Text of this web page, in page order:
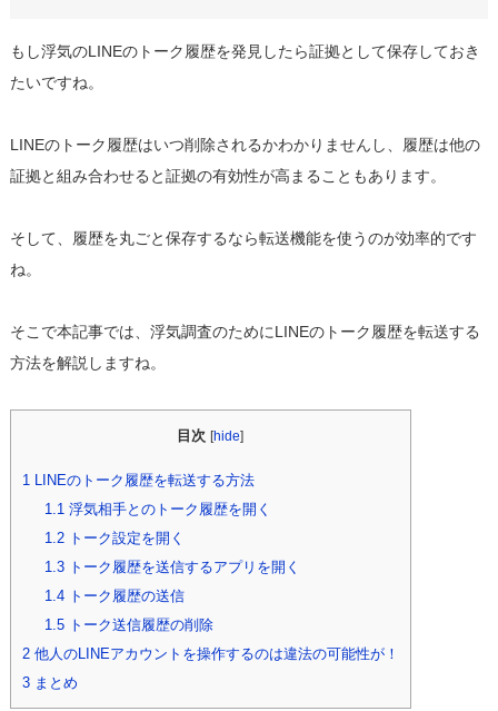
もし浮気のLINEのトーク履歴を発見したら証拠として保存しておき
たいですね。
LINEのトーク履歴はいつ削除されるかわかりませんし、履歴は他の
証拠と組み合わせると証拠の有効性が高まることもあります。
そして、履歴を丸ごと保存するなら転送機能を使うのが効率的です
ね。
そこで本記事では、浮気調査のためにLINEのトーク履歴を転送する
方法を解説しますね。
目次 [hide]
1 LINEのトーク履歴を転送する方法
1.1 浮気相手とのトーク履歴を開く
1.2トーク設定を開く
1.3トーク履歴を送信するアプリを開く
1.4トーク履歴の送信
1.5トーク送信履歴の削除
2他人のLINEアカウントを操作するのは違法の可能性が！
3まとめ